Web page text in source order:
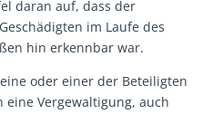
daran auf, dass der
im Laufe des
hin erkennbar war.
oder einer der Beteiligten
Vergewaltigung, auch